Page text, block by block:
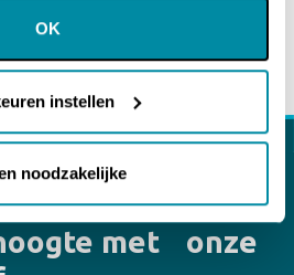
noodzakelijke cookies toe te
accepteert. Je kunt je keuze op
onze cookie-instellingen. Meer
cookiebeleid en onze
OK
instellen
noodzakelijke
met onze
vergeten?